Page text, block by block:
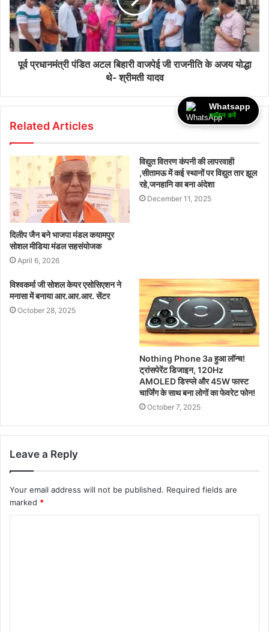
पूर्व प्रधानमंत्री पंडित अटल बिहारी वाजपेई जी राजनीति के अजय योद्धा
थे- श्रीमती यादव
Related Articles
दिलीप जैन बने भाजपा मंडल कयामपुर
सोशल मीडिया मंडल सहसंयोजक
April 6, 2026
विद्युत वितरण कंपनी की लापरवाही
,सीतामऊ में कई स्थानों पर विद्युत तार झूल
रहे,जनहानि का बना अंदेशा
December 11, 2025
विश्वकर्मा जी सोशल केयर एसोसिएशन ने
मनासा में बनाया आर.आर.आर. सेंटर
October 28, 2025
Nothing Phone 3a हुआ लॉन्च!
ट्रांसपेरेंट डिजाइन, 120Hz
AMOLED डिस्प्ले और 45W फास्ट
चार्जिंग के साथ बना लोगों का फेवरेट फोन!
October 7, 2025
Leave a Reply
Your email address will not be published. Required fields are
marked *
Whatsapp
ज्वॉइन करें